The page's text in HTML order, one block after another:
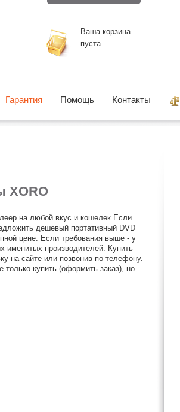
XORO
на любой вкус и кошелек.Если
дешевый портативный DVD
цене. Если требования выше - у
именитых производителей. Купить
на сайте или позвонив по телефону.
купить (оформить заказ), но
Ваша корзина
пуста
Гарантия Помощь Контакты